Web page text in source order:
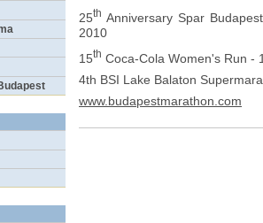
25th Anniversary Spar
2010
15th Coca-Cola Women's Run -
4th BSI Lake Balaton
www.budapestmarathon.com